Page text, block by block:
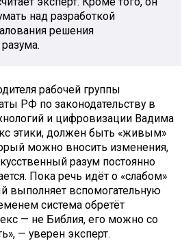
над разработкой
решения
рабочей группы
РФ по законодательству в
и цифровизации Вадима
этики, должен быть «живым»
можно вносить изменения,
разум постоянно
Пока речь идёт о «слабом»
выполняет вспомогательную
система обретёт
— не Библия, его можно со
— уверен эксперт.